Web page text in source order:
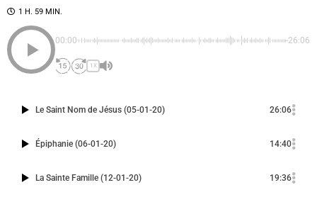
1 H. 59 MIN.
00:00 -26:06
1X
Le Saint Nom de Jésus (05-01-20) 26:06
Épiphanie (06-01-20) 14:40
La Sainte Famille (12-01-20) 19:36